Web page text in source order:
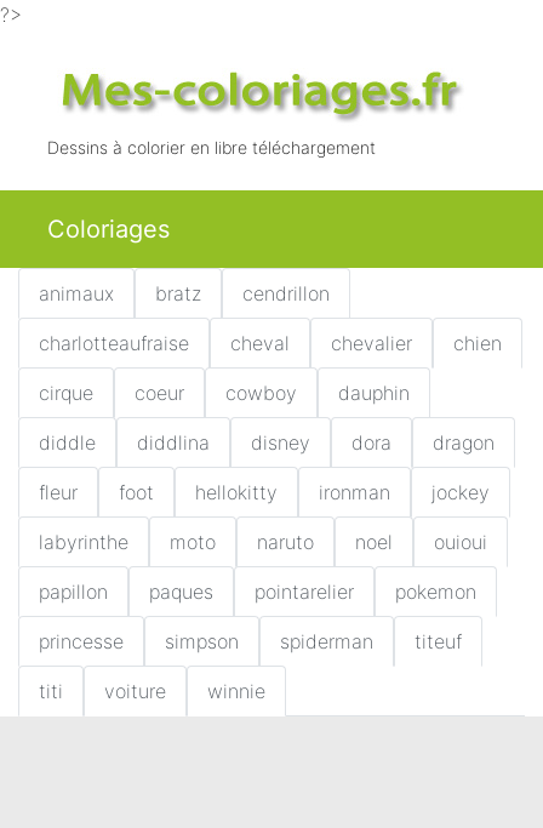
?>
Dessins à colorier en libre téléchargement
Coloriages
animaux bratz cendrillon
charlotteaufraise cheval chevalier chien
cirque coeur cowboy dauphin
diddle diddlina disney dora dragon
fleur foot hellokitty ironman jockey
labyrinthe moto naruto noel ouioui
papillon paques pointarelier pokemon
princesse simpson spiderman titeuf
titi voiture winnie